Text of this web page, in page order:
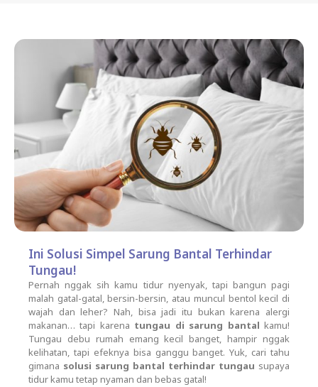
Ini Solusi Simpel Sarung Bantal Terhindar
Tungau!
Pernah nggak sih kamu tidur nyenyak, tapi bangun pagi
malah gatal-gatal, bersin-bersin, atau muncul bentol kecil di
wajah dan leher? Nah, bisa jadi itu bukan karena alergi
makanan… tapi karena tungau di sarung bantal kamu!
Tungau debu rumah emang kecil banget, hampir nggak
kelihatan, tapi efeknya bisa ganggu banget. Yuk, cari tahu
gimana solusi sarung bantal terhindar tungau supaya
tidur kamu tetap nyaman dan bebas gatal!